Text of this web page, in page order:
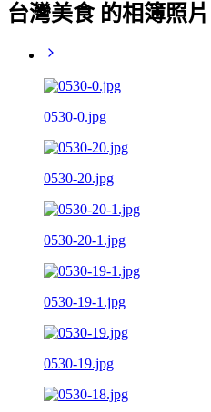
台灣美食 的相簿照片
0530-0.jpg
0530-20.jpg
0530-20-1.jpg
0530-19-1.jpg
0530-19.jpg